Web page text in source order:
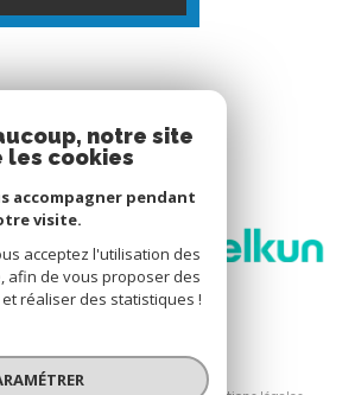
Nos partenaires
© 2026 | Tous droits réservés
notre site
les cookies
accompagner pendant
visite.
acceptez l'utilisation des
afin de vous proposer des
réaliser des statistiques !